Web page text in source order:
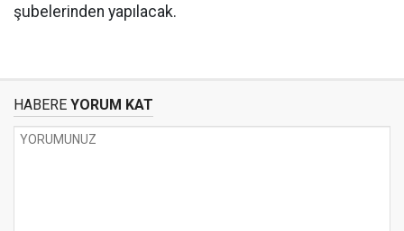
şubelerinden yapılacak.
HABERE YORUM KAT